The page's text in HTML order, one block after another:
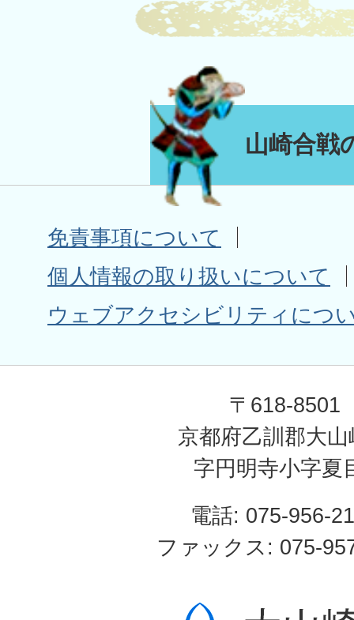
山崎合戦
免責事項について
個人情報の取り扱いについて
ウェブアクセシビリティにつ
〒618-8501
京都府乙訓郡大山
字円明寺小字夏
電話: 075-956-
ファックス: 075-